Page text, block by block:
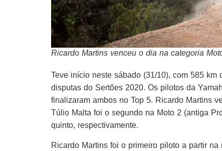
Ricardo Martins venceu o dia na categoria
Teve início neste sábado (31/10), com 585
disputas do Sertões 2020. Os pilotos da
finalizaram ambos no Top 5. Ricardo Martins
Túlio Malta foi o segundo na Moto 2 (antiga
quinto, respectivamente.
Ricardo Martins foi o primeiro piloto a partir